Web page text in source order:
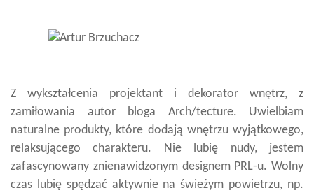
Z wykształcenia projektant i dekorator wnętrz, z
zamiłowania autor bloga Arch/tecture. Uwielbiam
naturalne produkty, które dodają wnętrzu wyjątkowego,
relaksującego charakteru. Nie lubię nudy, jestem
zafascynowany znienawidzonym designem PRL-u. Wolny
czas lubię spędzać aktywnie na świeżym powietrzu, np.